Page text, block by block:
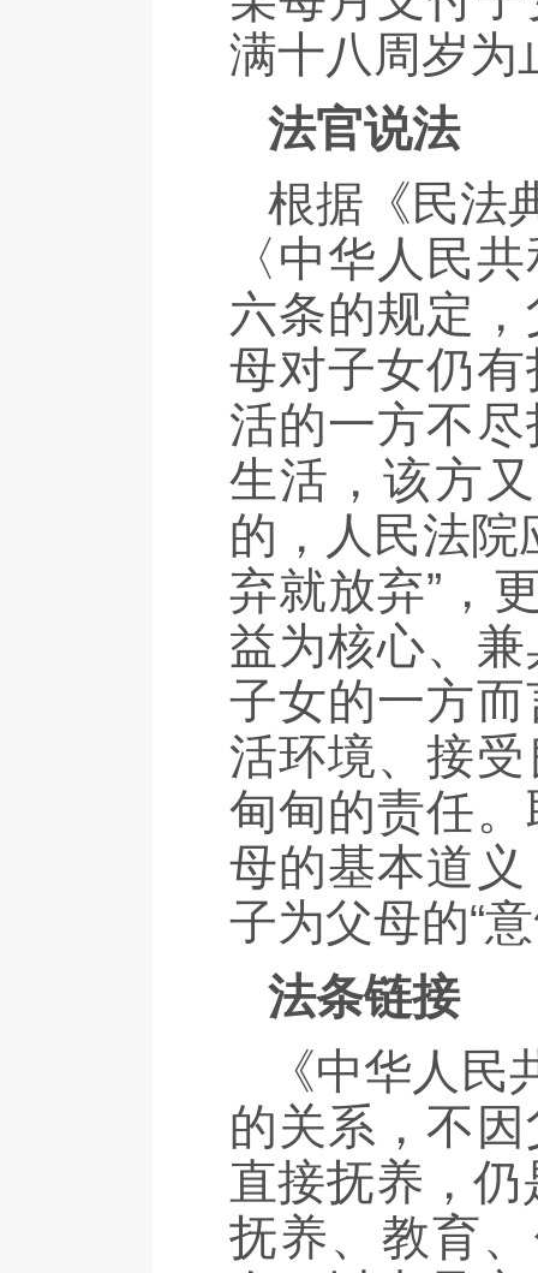
满十八周岁为
法官说法
根据《民法
〈中华人民
六条的规定
母对子女仍
活的一方不
生活，该方
的，人民法院
弃就放弃”，
益为核心、
子女的一方
活环境、接
甸甸的责任
母的基本道
子为父母的“
法条链接
《中华人
的关系，不
直接抚养，
抚养、教育